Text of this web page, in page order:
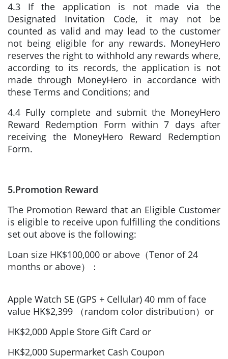
4.3 If the application is not made via the
Designated Invitation Code, it may not be
counted as valid and may lead to the customer
not being eligible for any rewards. MoneyHero
reserves the right to withhold any rewards where,
according to its records, the application is not
made through MoneyHero in accordance with
these Terms and Conditions; and
4.4 Fully complete and submit the MoneyHero
Reward Redemption Form within 7 days after
receiving the MoneyHero Reward Redemption
Form.
5.Promotion Reward
The Promotion Reward that an Eligible Customer
is eligible to receive upon fulfilling the conditions
set out above is the following:
Loan size HK$100,000 or above（Tenor of 24
months or above）：
Apple Watch SE (GPS + Cellular) 40 mm of face
value HK$2,399 （random color distribution）or
HK$2,000 Apple Store Gift Card or
HK$2,000 Supermarket Cash Coupon